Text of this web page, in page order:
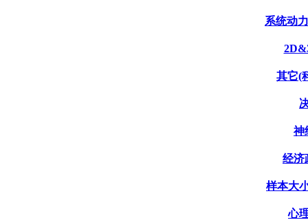
系统动
其它(
神
经济
样本大
心